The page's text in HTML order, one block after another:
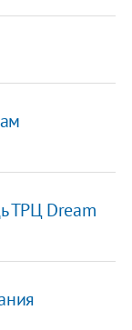
ТРЦ Dream